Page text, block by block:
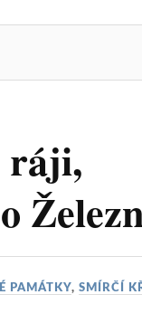
ráji,
PAMÁTKY,SMÍRČÍ